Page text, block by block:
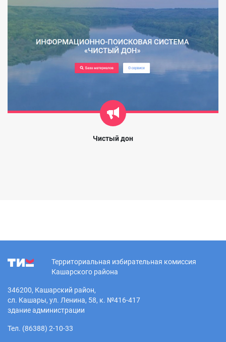
Чистый дон
Территориальная избирательная комиссия
Кашарского района
346200, Кашарский район,
сл. Кашары, ул. Ленина, 58, к. №416-417
здание администрации
Тел. (86388) 2-10-33